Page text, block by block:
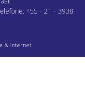
+55 - 21 - 3938-
& Internet